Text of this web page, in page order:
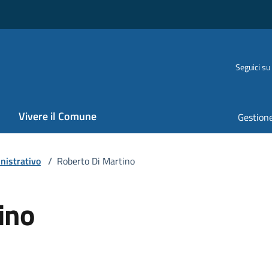
Seguici su
Vivere il Comune
/ Roberto Di Martino